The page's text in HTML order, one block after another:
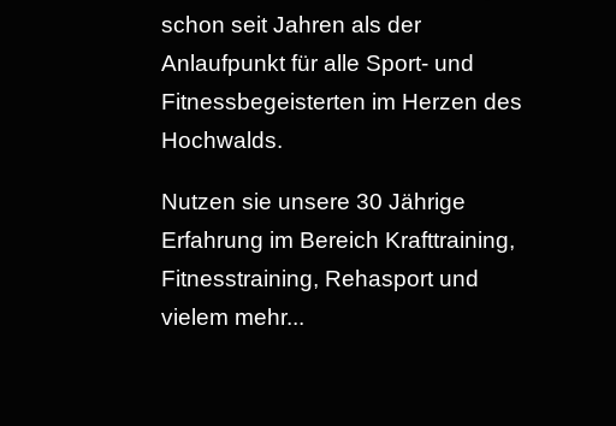
schon seit Jahren als der
Anlaufpunkt für alle Sport- und
Fitnessbegeisterten im Herzen des
Hochwalds.
Nutzen sie unsere 30 Jährige
Erfahrung im Bereich Krafttraining,
Fitnesstraining, Rehasport und
vielem mehr...